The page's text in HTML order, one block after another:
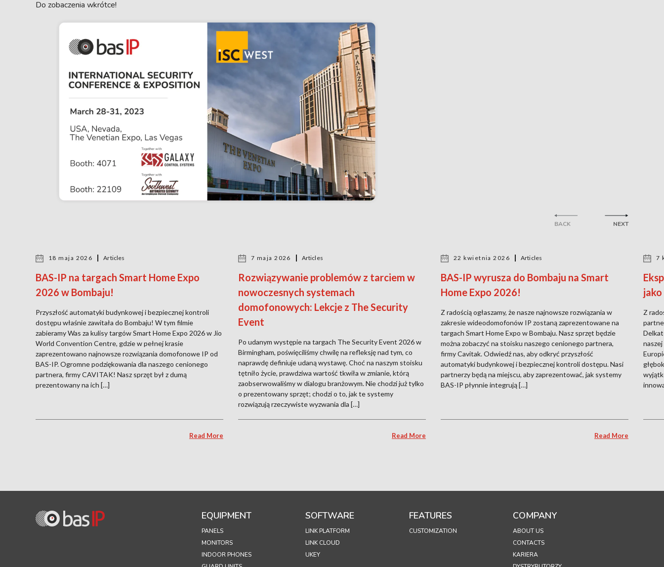
Do zobaczenia wkrótce!
BACK
18 maja 2026 Articles
BAS-IP na targach Smart Home Expo
2026 w Bombaju!
Przyszłość automatyki budynkowej i bezpiecznej kontroli
dostępu właśnie zawitała do Bombaju! W tym filmie
zabieramy Was za kulisy targów Smart Home Expo 2026 w Jio
World Convention Centre, gdzie w pełnej krasie
zaprezentowano najnowsze rozwiązania domofonowe IP od
BAS-IP. Ogromne podziękowania dla naszego cenionego
partnera, firmy CAVITAK! Nasz sprzęt był z dumą
prezentowany na ich […]
Read More
7 maja 2026 Articles
Rozwiązywanie problemów z tarciem w
nowoczesnych systemach
domofonowych: Lekcje z The Security
Event
Po udanym występie na targach The Security Event 2026 w
Birmingham, poświęciliśmy chwilę na refleksję nad tym, co
naprawdę definiuje udaną wystawę. Choć na naszym stoisku
tętniło życie, prawdziwa wartość tkwiła w zmianie, którą
zaobserwowaliśmy w dialogu branżowym. Nie chodzi już tylko
o prezentowany sprzęt; chodzi o to, jak te systemy
rozwiązują rzeczywiste wyzwania dla […]
Read More
22 kwietnia 2026 Articles
BAS-IP wyrusza do Bombaju na Smart
Home Expo 2026!
Z radością ogłaszamy, że nasze najnowsze rozwiązania w
zakresie wideodomofonów IP zostaną zaprezentowane na
targach Smart Home Expo w Bombaju. Nasz sprzęt będzie
można zobaczyć na stoisku naszego cenionego partnera,
firmy Cavitak. Odwiedź nas, aby odkryć przyszłość
automatyki budynkowej i bezpiecznej kontroli dostępu. Nasi
partnerzy będą na miejscu, aby zaprezentować, jak systemy
BAS-IP płynnie integrują […]
Read More
7
Z
NEXT
EQUIPMENT
PANELS
MONITORS
INDOOR PHONES
SOFTWARE
LINK PLATFORM
LINK CLOUD
UKEY
FEATURES
CUSTOMIZATION
COMPANY
ABOUT US
CONTACTS
KARIERA